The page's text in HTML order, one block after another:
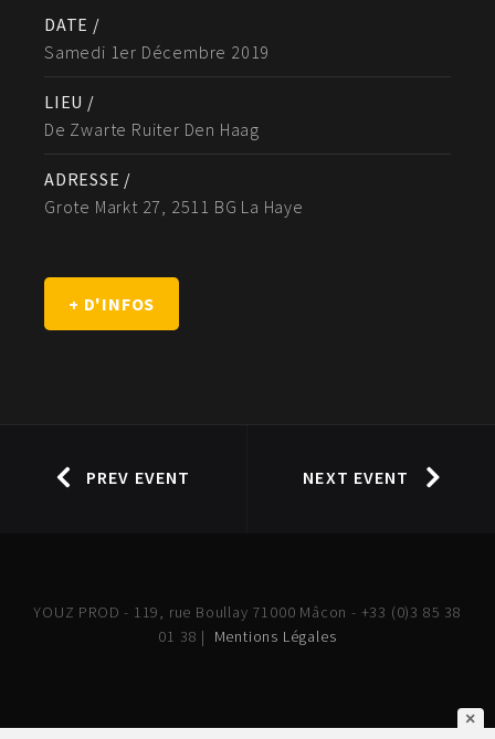
DATE /
Samedi 1er Décembre 2019
LIEU /
De Zwarte Ruiter Den Haag
ADRESSE /
Grote Markt 27, 2511 BG La Haye
+ D'INFOS
PREV EVENT NEXT EVENT
YOUZ PROD - 119, rue Boullay 71000 Mâcon - +33 (0)3 85 38
01 38 | Mentions Légales